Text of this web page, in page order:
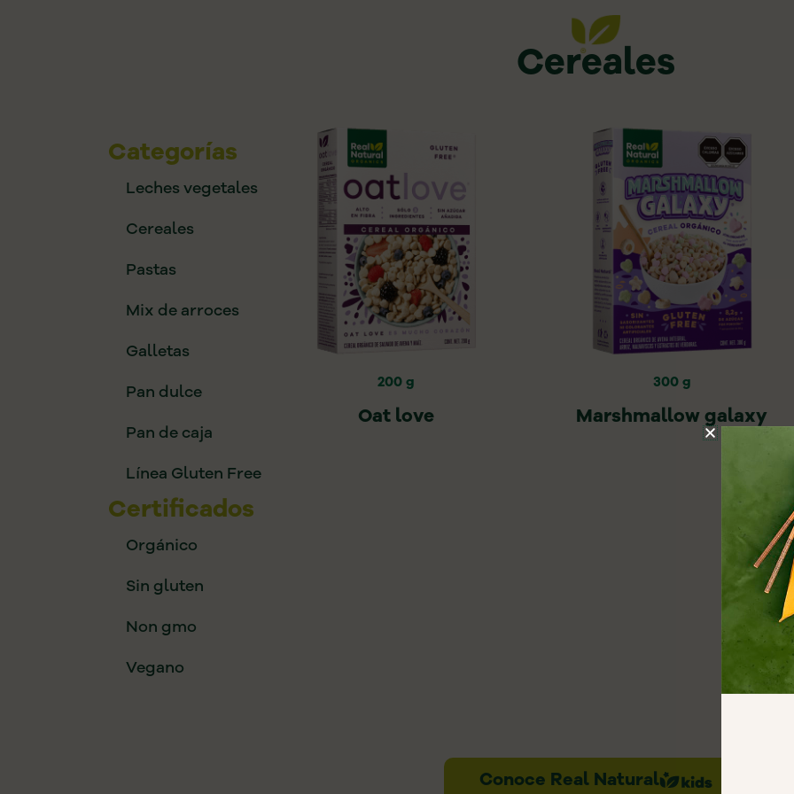
Cereales
Categorías
Leches vegetales
Cereales
Pastas
Mix de arroces
Galletas
Pan dulce
Pan de caja
Línea Gluten Free
Certificados
Orgánico
Sin gluten
Non gmo
Vegano
200 g
Oat love
300 g
Marshmallow galaxy
Conoce Real Natural